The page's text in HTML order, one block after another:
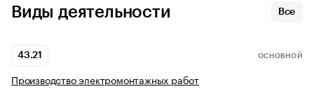
Виды деятельности Все
43.21 ОСНОВНОЙ
Производство электромонтажных работ